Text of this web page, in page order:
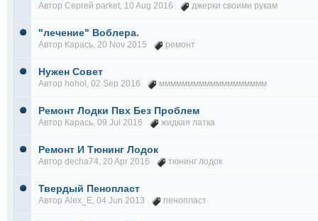
Автор Сергей parket, 10 Aug 2016 джерки своими рукам
"лечение" Воблера.
Автор Карась, 20 Nov 2015 ремонт
Нужен Совет
Автор hohol , 02 Sep 2016 ммммммммммммммммммм
Ремонт Лодки Пвх Без Проблем
Автор Карась, 09 Jul 2016 жидкая латка
Ремонт И Тюнинг Лодок
Автор decha74, 20 Apr 2016 тюнинг лодок
Твердый Пенопласт
Автор Alex_E, 04 Jun 2013 пенопласт